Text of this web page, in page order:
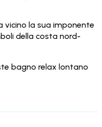
vicino la sua imponente
della costa nord-
bagno relax lontano